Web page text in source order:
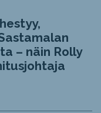
– näin Rolly